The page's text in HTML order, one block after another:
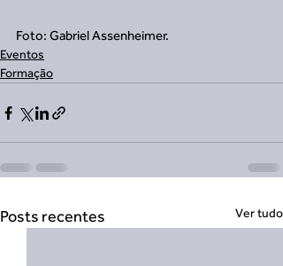
Foto: Gabriel Assenheimer.
Eventos
Formação
Posts recentes Ver tudo